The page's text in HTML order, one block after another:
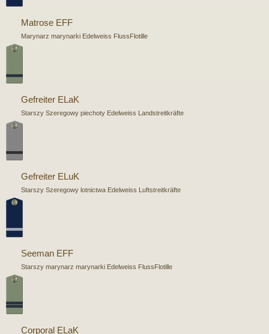
Matrose EFF
Marynarz marynarki Edelweiss FlussFlotille
Gefreiter ELaK
Starszy Szeregowy piechoty Edelweiss Landstreitkräfte
Gefreiter ELuK
Starszy Szeregowy lotnictwa Edelweiss Luftstreitkräfte
Seeman EFF
Starszy marynarz marynarki Edelweiss FlussFlotille
Corporal ELaK